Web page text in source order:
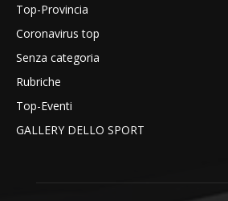
Top-Provincia
Coronavirus top
Senza categoria
Rubriche
Top-Eventi
GALLERY DELLO SPORT